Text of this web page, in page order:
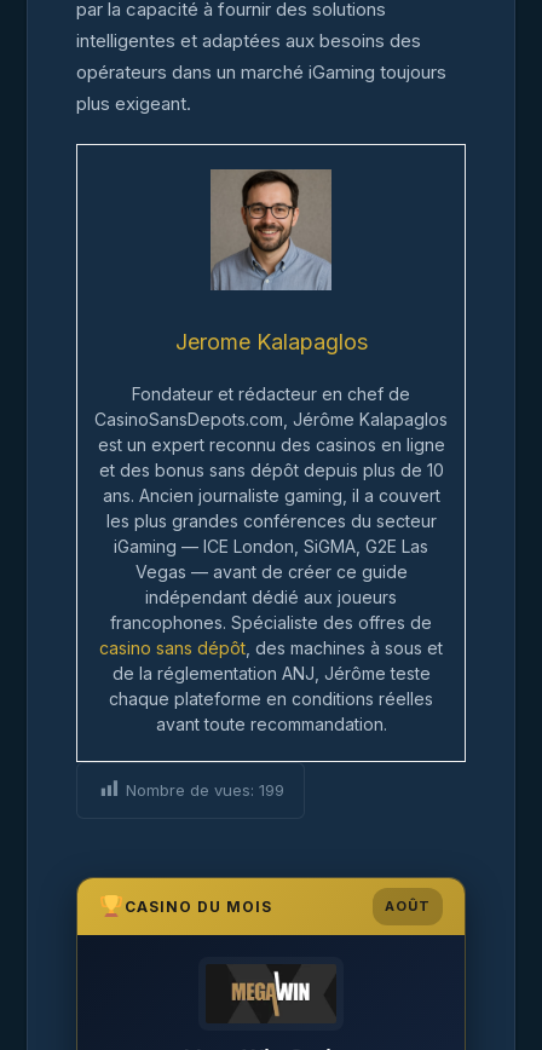
par la capacité à fournir des solutions
intelligentes et adaptées aux besoins des
opérateurs dans un marché iGaming toujours
plus exigeant.
Jerome Kalapaglos
Fondateur et rédacteur en chef de
CasinoSansDepots.com, Jérôme Kalapaglos
est un expert reconnu des casinos en ligne
et des bonus sans dépôt depuis plus de 10
ans. Ancien journaliste gaming, il a couvert
les plus grandes conférences du secteur
iGaming — ICE London, SiGMA, G2E Las
Vegas — avant de créer ce guide
indépendant dédié aux joueurs
francophones. Spécialiste des offres de
casino sans dépôt , des machines à sous et
de la réglementation ANJ, Jérôme teste
chaque plateforme en conditions réelles
avant toute recommandation.
Nombre de vues: 199
CASINO DU MOIS AOÛT